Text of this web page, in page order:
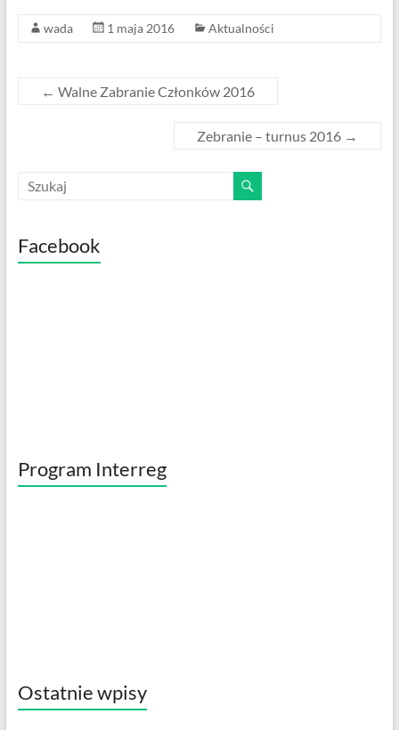
o
k
wada 1 maja 2016 Aktualności
← Walne Zabranie Członków 2016
Zebranie – turnus 2016 →
Facebook
Program Interreg
Ostatnie wpisy